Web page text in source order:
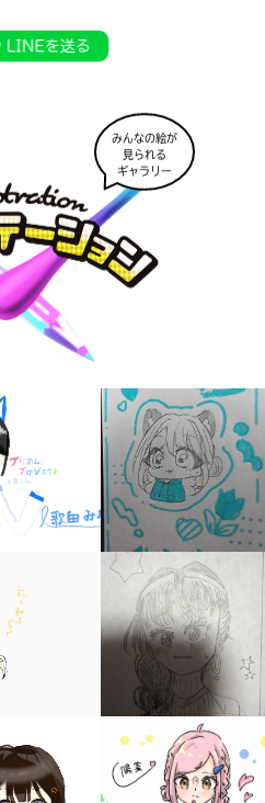
大人気
シリーズに
出会える
キミノラジオ配信中！
いろんな動画が
見られる
みんなの絵が
見られる
ギャラリー